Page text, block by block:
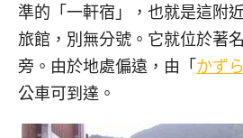
準的「一軒宿」，也就是這附
旅館，別無分號。它就位於著
旁。由於地處偏遠，由「かず
公車可到達。